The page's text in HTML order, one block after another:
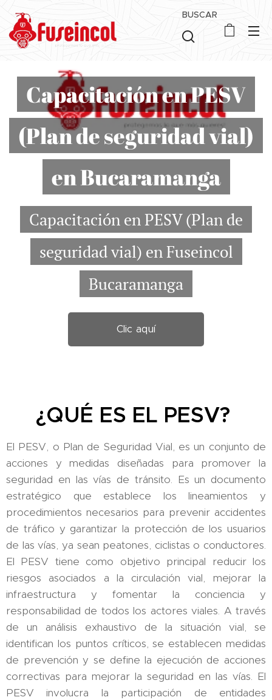
BUSCAR
Capacitación en PESV
(Plan de seguridad vial)
en Bucaramanga
Capacitación en PESV (Plan de
seguridad vial) en Fuseincol
Bucaramanga
Clic aquí
¿QUÉ ES EL PESV?
El PESV, o Plan de Seguridad Vial, es un conjunto de
acciones y medidas diseñadas para promover la
seguridad en las vías de tránsito. Es un documento
estratégico que establece los lineamientos y
procedimientos necesarios para prevenir accidentes
de tráfico y garantizar la protección de los usuarios
de las vías, ya sean peatones, ciclistas o conductores.
El PESV tiene como objetivo principal reducir los
riesgos asociados a la circulación vial, mejorar la
infraestructura y fomentar la conciencia y
responsabilidad de todos los actores viales. A través
de un análisis exhaustivo de la situación vial, se
identifican los puntos críticos, se establecen medidas
de prevención y se define la ejecución de acciones
correctivas para mejorar la seguridad en las vías. El
PESV involucra la participación de entidades